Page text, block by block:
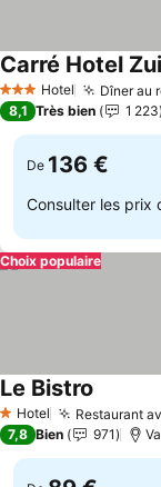
3 ÉtoilesHotel Dîner au
Carré Hotel
8,1 Très bien 1 223
De 136 €
Consulter les prix
Choix populaire
1 Étoiles
Hotel Restaurant
Le Bistro
7,8 Bien 971